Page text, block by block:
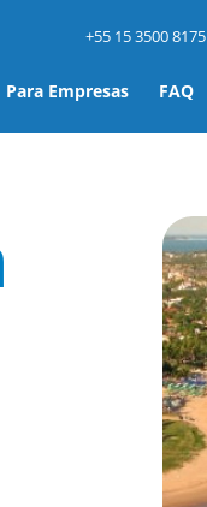
Para Empresas FAQ
+55 15 3500 8175